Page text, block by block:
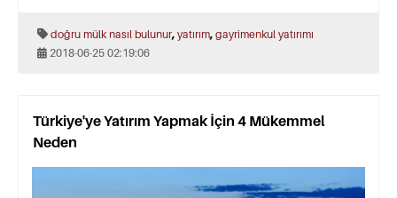
doğru mülk nasıl bulunur, yatırım, gayrimenkul yatırımı
2018-06-25 02:19:06
Türkiye'ye Yatırım Yapmak İçin 4 Mükemmel
Neden